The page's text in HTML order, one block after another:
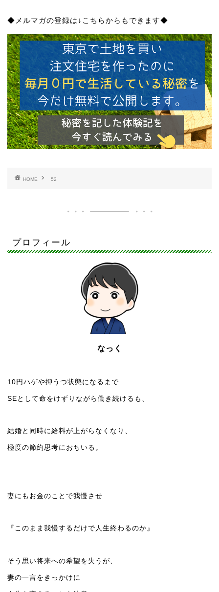
◆メルマガの登録は↓こちらからもできます◆
HOME 52
プロフィール
なっく
10円ハゲや抑うつ状態になるまで
SEとして命をけずりながら働き続けるも、
結婚と同時に給料が上がらなくなり、
極度の節約思考におちいる。
妻にもお金のことで我慢させ
『このまま我慢するだけで人生終わるのか』
そう思い将来への希望を失うが、
妻の一言をきっかけに